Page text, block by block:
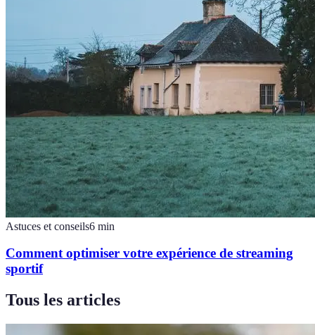
Astuces et conseils6 min
Comment optimiser votre expérience de streaming
sportif
Tous les articles